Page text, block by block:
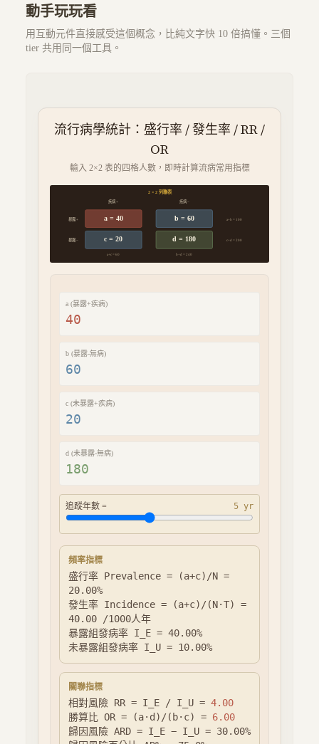
動手玩玩看
用互動元件直接感受這個概念，比純文字快 10 倍搞懂。三個
tier 共用同一個工具。
流行病學統計：盛行率 / 發生率 / RR /
OR
輸入 2×2 表的四格人數，即時計算流病常用指標
2 × 2 列聯表
疾病 + 疾病 −
暴露 +
暴露 −
a = 40 b = 60
c =20 d = 180
a+b = 100
c+d = 200
a+c =60 b+d = 240
a (暴露+疾病)
b (暴露-無病)
c (未暴露+疾病)
d (未暴露-無病)
追蹤年數 = 5 yr
頻率指標
盛行率 Prevalence = (a+c)/N =
20.00%
發生率 Incidence = (a+c)/(N·T) =
40.00 /1000人年
暴露組發病率 I_E = 40.00%
未暴露組發病率 I_U = 10.00%
關聯指標
相對風險 RR = I_E / I_U = 4.00
勝算比 OR = (a·d)/(b·c) = 6.00
歸因風險 ARD = I_E − I_U = 30.00%